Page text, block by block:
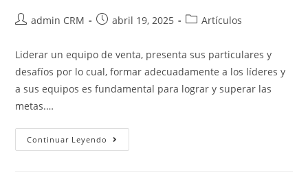
admin CRM abril 19, 2025 Artículos
Liderar un equipo de venta, presenta sus particulares y
desafíos por lo cual, formar adecuadamente a los líderes y
a sus equipos es fundamental para lograr y superar las
metas.…
Continuar Leyendo